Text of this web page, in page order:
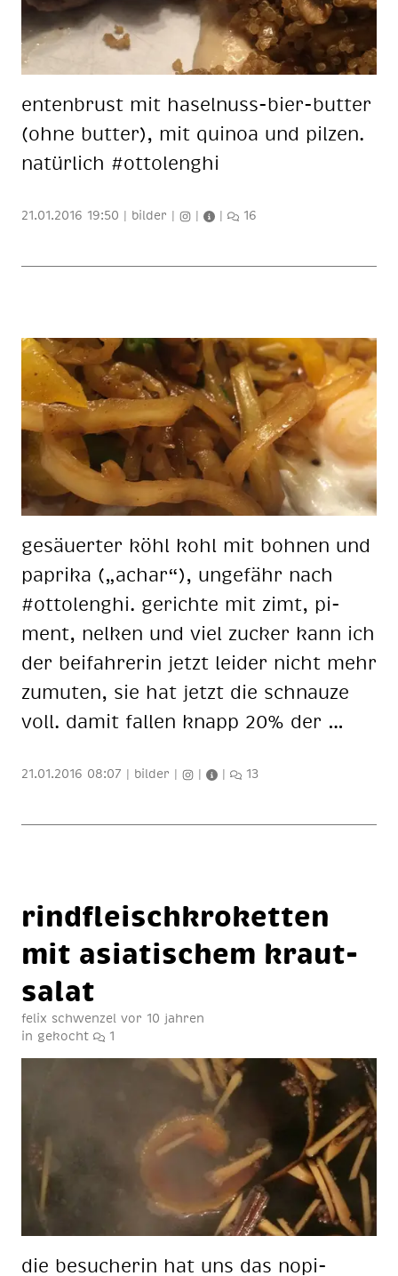
en­ten­brust mit ha­sel­nuss-bier-but­ter
(ohne but­ter), mit qui­noa und pil­zen.
na­tür­lich #ot­to­lenghi
21.01.2016 19:50 | bilder | | | 16
ge­säu­er­ter köhl kohl mit boh­nen und
pa­pri­ka („achar“), un­ge­fähr nach
#ot­to­lenghi. ge­rich­te mit zimt, pi­
ment, nel­ken und viel zu­cker kann ich
der bei­fah­re­rin jetzt lei­der nicht mehr
zu­mu­ten, sie hat jetzt die schnau­ze
voll. da­mit fal­len knapp 20% der …
21.01.2016 08:07 | bilder | | | 13
rind­fleisch­kro­ket­ten
mit asia­ti­schem kraut­
sa­lat
felix schwenzel vor 10 jahren
in gekocht 1
die be­su­che­rin hat uns das nopi-